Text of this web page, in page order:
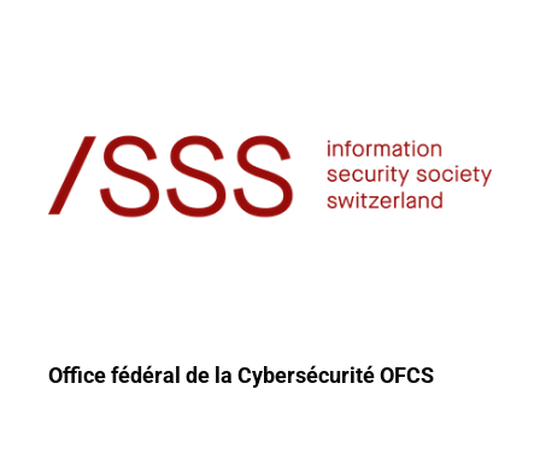
Office fédéral de la Cybersécurité OFCS